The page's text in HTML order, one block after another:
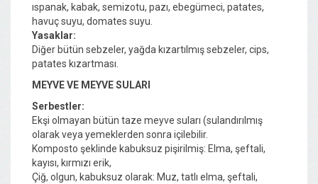
ıspanak, kabak, semizotu, pazı, ebegümeci, patates,
havuç suyu, domates suyu.
Yasaklar:
Diğer bütün sebzeler, yağda kızartılmış sebzeler, cips,
patates kızartması.
MEYVE VE MEYVE SULARI
Serbestler:
Ekşi olmayan bütün taze meyve suları (sulandırılmış
olarak veya yemeklerden sonra içilebilir.
Komposto şeklinde kabuksuz pişirilmiş: Elma, şeftali,
kayısı, kırmızı erik,
Çiğ, olgun, kabuksuz olarak: Muz, tatlı elma, şeftali,